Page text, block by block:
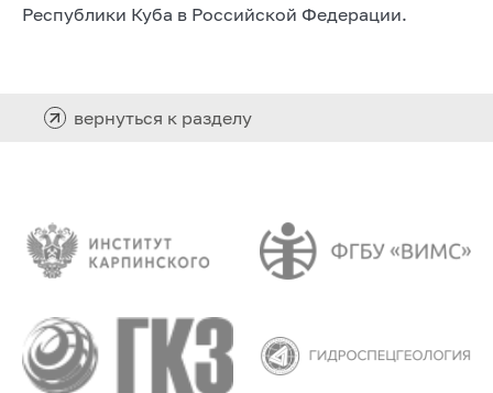
Республики Куба в Российской Федерации.
вернуться к разделу